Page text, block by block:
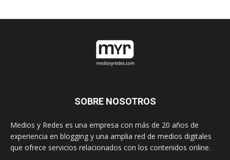
SOBRE NOSOTROS
Medios y Redes es una empresa con más de 20 años de
experiencia en blogging y una amplia red de medios digitales
que ofrece servicios relacionados con los contenidos online.